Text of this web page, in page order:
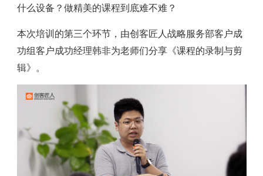
什么设备？做精美的课程到底难不难？
本次培训的第三个环节，由创客匠人战略服务部客户成
功组客户成功经理韩非为老师们分享《课程的录制与剪
辑》。